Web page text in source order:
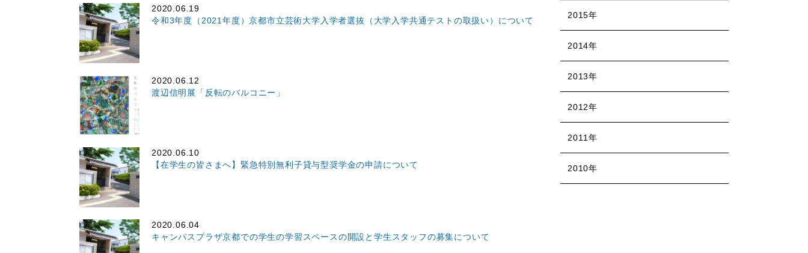
2020.06.19
令和3年度（2021年度）京都市立芸術大学入学者選抜（大学入学共通テストの取扱い）について
2020.06.12
渡辺信明展「反転のバルコニー」
2020.06.10
【在学生の皆さまへ】緊急特別無利子貸与型奨学金の申請について
2020.06.04
キャンパスプラザ京都での学生の学習スペースの開設と学生スタッフの募集について
2015年
2014年
2013年
2012年
2011年
2010年